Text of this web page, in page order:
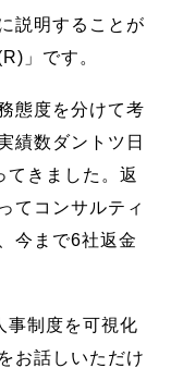
説明することが
」です。
態度を分けて考
績数ダントツ日
きました。返
てコンサルティ
今まで6社返金
事制度を可視化
お話しいただけ